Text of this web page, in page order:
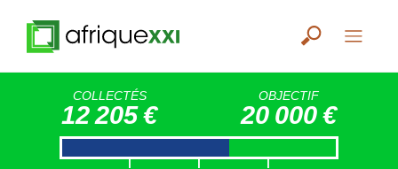
COLLECTÉS
12 205 €
OBJECTIF
20 000 €
| | |